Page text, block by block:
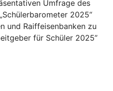
Umfrage des
2025“
und Raiffeisenbanken zu
für Schüler 2025”